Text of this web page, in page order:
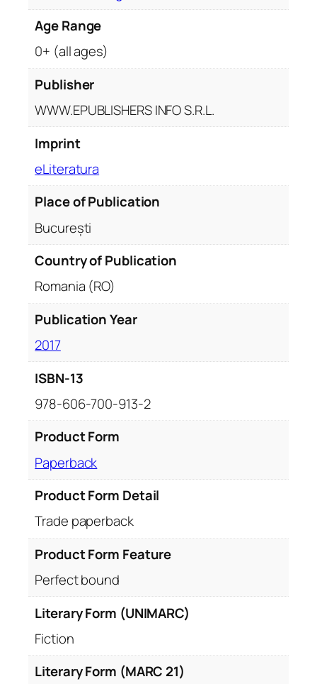
Age Range
0+ (all ages)
Publisher
WWW.EPUBLISHERS INFO S.R.L.
Imprint
eLiteratura
Place of Publication
București
Country of Publication
Romania (RO)
Publication Year
2017
ISBN-13
978-606-700-913-2
Product Form
Paperback
Product Form Detail
Trade paperback
Product Form Feature
Perfect bound
Literary Form (UNIMARC)
Fiction
Literary Form (MARC 21)